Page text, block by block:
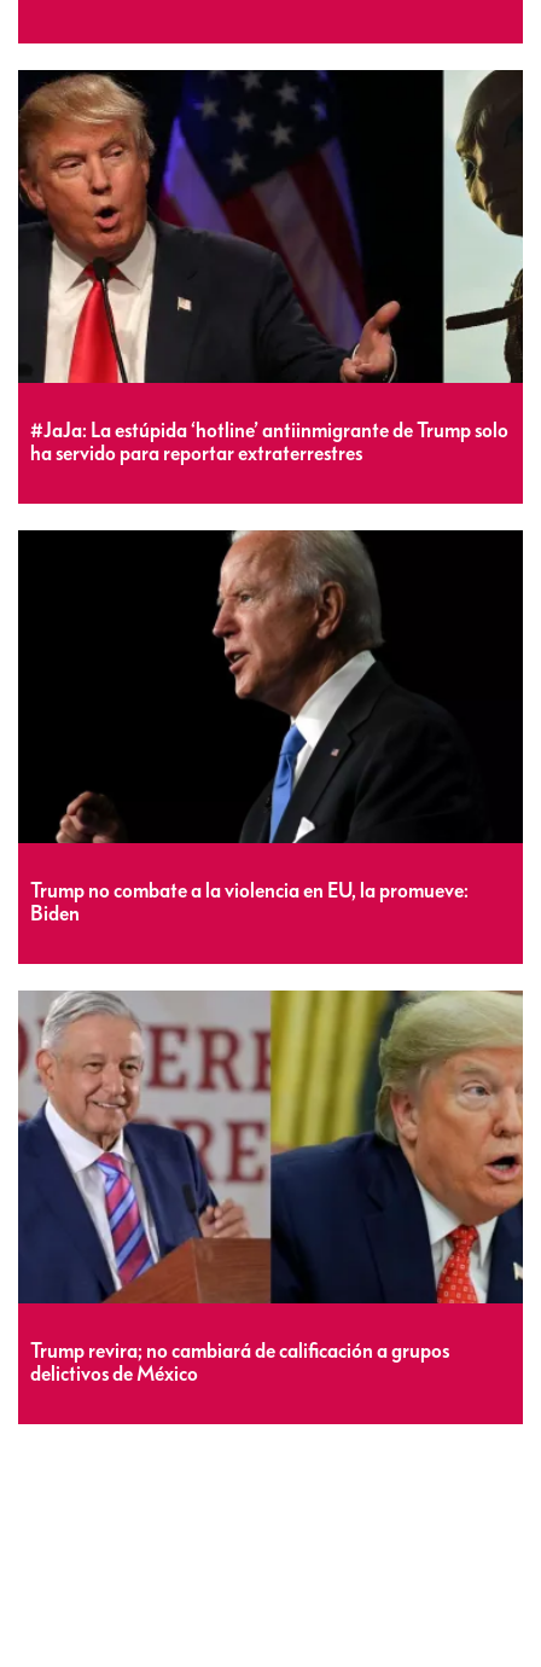
#JaJa: La estúpida ‘hotline’ antiinmigrante de Trump solo
ha servido para reportar extraterrestres
Trump no combate a la violencia en EU, la promueve:
Biden
Trump revira; no cambiará de calificación a grupos
delictivos de México